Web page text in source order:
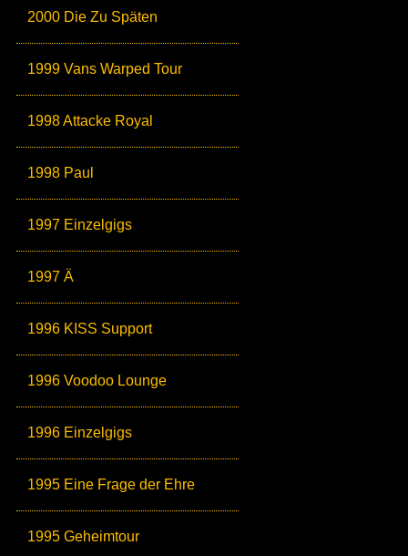
2000 Die Zu Späten
1999 Vans Warped Tour
1998 Attacke Royal
1998 Paul
1997 Einzelgigs
1997 Ä
1996 KISS Support
1996 Voodoo Lounge
1996 Einzelgigs
1995 Eine Frage der Ehre
1995 Geheimtour